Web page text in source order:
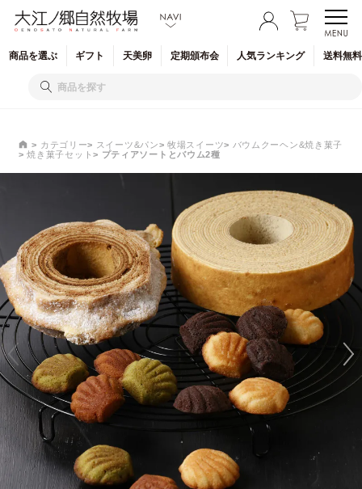
商品を選ぶ ギフト 天美卵 定期頒布会 人気ランキング 送料無
カテゴリー スイーツ&パン 牧場スイーツ
バウムクーヘン&焼き菓子
焼き菓子セット
プティアソートとバウム2種